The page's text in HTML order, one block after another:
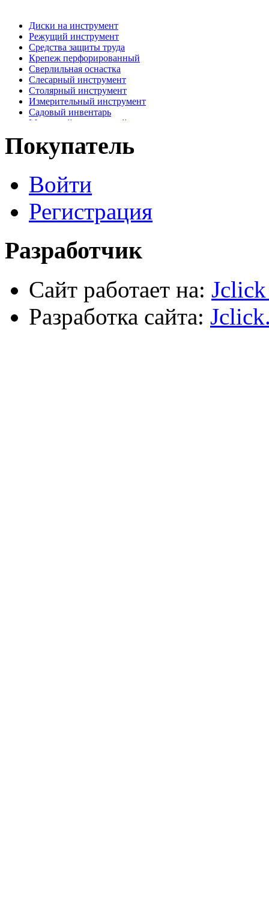
Диски на инструмент
Режущий инструмент
Средства защиты труда
Крепеж перфорированный
Сверлильная оснастка
Слесарный инструмент
Столярный инструмент
Измерительный инструмент
Садовый инвентарь
Малярный, отделочный инструмент
Наждачная бумага
Хозтовары
Электрика, осветительное оборудование
Пена и герметики
Автомобильный инструмент
Сварочное оборудование
Силовое оборудование
Покупатель
Войти
Регистрация
Разработчик
Сайт работает на:
Разработка сайта: